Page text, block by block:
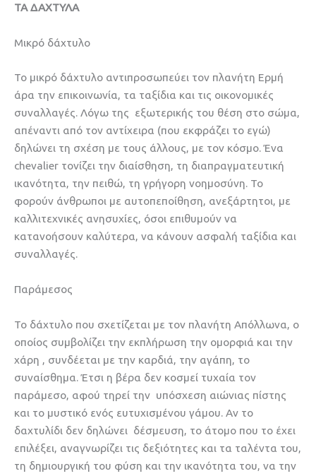
ΤΑ ΔΑΧΤΥΛΑ
Μικρό δάχτυλο
Το μικρό δάχτυλο αντιπροσωπεύει τον πλανήτη Ερμή
άρα την επικοινωνία, τα ταξίδια και τις οικονομικές
συναλλαγές. Λόγω της εξωτερικής του θέση στο σώμα,
απέναντι από τον αντίχειρα (που εκφράζει το εγώ)
δηλώνει τη σχέση με τους άλλους, με τον κόσμο. Ένα
chevalier τονίζει την διαίσθηση, τη διαπραγματευτική
ικανότητα, την πειθώ, τη γρήγορη νοημοσύνη. Το
φορούν άνθρωποι με αυτοπεποίθηση, ανεξάρτητοι, με
καλλιτεχνικές ανησυχίες, όσοι επιθυμούν να
κατανοήσουν καλύτερα, να κάνουν ασφαλή ταξίδια και
συναλλαγές.
Παράμεσος
Το δάχτυλο που σχετίζεται με τον πλανήτη Απόλλωνα, ο
οποίος συμβολίζει την εκπλήρωση την ομορφιά και την
χάρη , συνδέεται με την καρδιά, την αγάπη, το
συναίσθημα. Έτσι η βέρα δεν κοσμεί τυχαία τον
παράμεσο, αφού τηρεί την υπόσχεση αιώνιας πίστης
και το μυστικό ενός ευτυχισμένου γάμου. Αν το
δαχτυλίδι δεν δηλώνει δέσμευση, το άτομο που το έχει
επιλέξει, αναγνωρίζει τις δεξιότητες και τα ταλέντα του,
τη δημιουργική του φύση και την ικανότητα του, να την